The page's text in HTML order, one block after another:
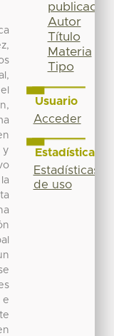
y
publicación
Autor
Título
Materia
Tipo
Usuario
Acceder
Estadísticas
Estadísticas
de uso